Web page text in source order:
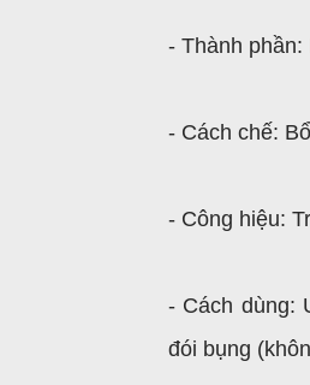
- Thành phần:
- Cách chế:
- Công hiệu:
- Cách dùng:
đói bụng